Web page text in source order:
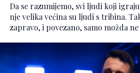
Da se razumijemo, svi ljudi koji
nje velika većina su ljudi s tribina.
zapravo, i povezano, samo možda